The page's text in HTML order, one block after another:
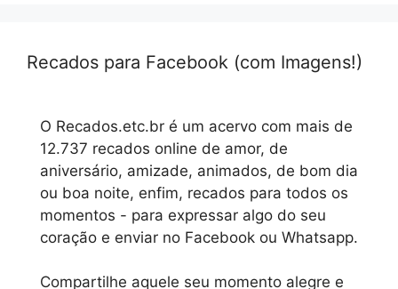
Recados para Facebook (com Imagens!)
O Recados.etc.br é um acervo com mais de
12.737 recados online de amor, de
aniversário, amizade, animados, de bom dia
ou boa noite, enfim, recados para todos os
momentos - para expressar algo do seu
coração e enviar no Facebook ou Whatsapp.
Compartilhe aquele seu momento alegre e